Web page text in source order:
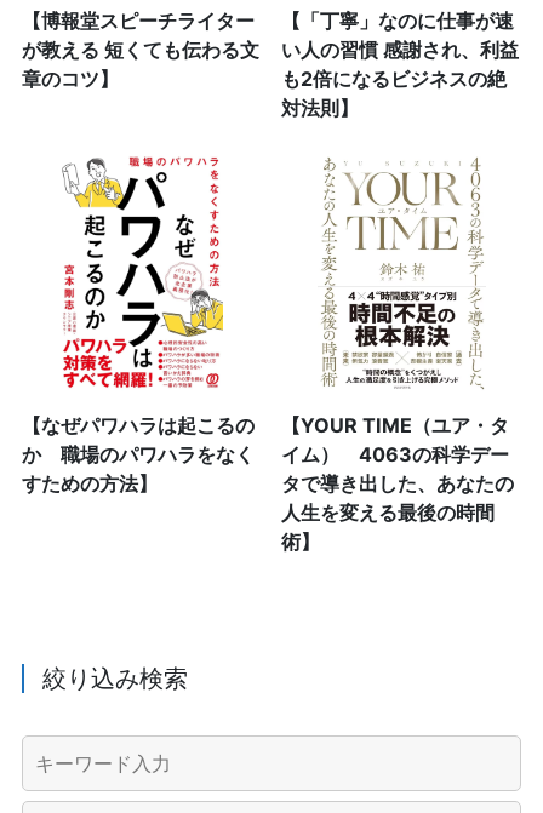
【博報堂スピーチライター
が教える 短くても伝わる文
章のコツ】
【「丁寧」なのに仕事が速
い人の習慣 感謝され、利益
も2倍になるビジネスの絶
対法則】
【なぜパワハラは起こるの
か 職場のパワハラをなく
すための方法】
【YOUR TIME（ユア・タ
イム） 4063の科学デー
タで導き出した、あなたの
人生を変える最後の時間
術】
絞り込み検索